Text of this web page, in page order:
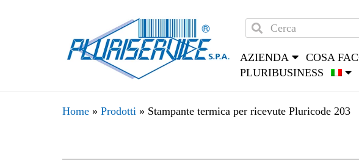
AZIENDA COSA
PLURIBUSINESS
Home » Prodotti » Stampante termica per ricevute Pluricode 203